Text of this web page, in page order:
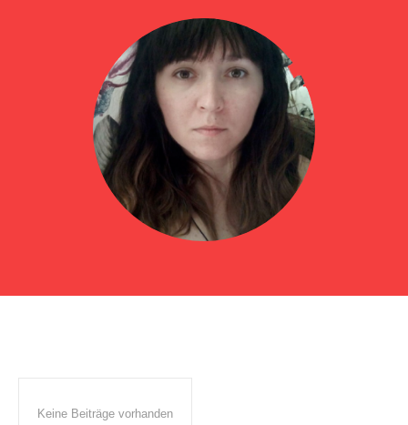
Keine Beiträge vorhanden